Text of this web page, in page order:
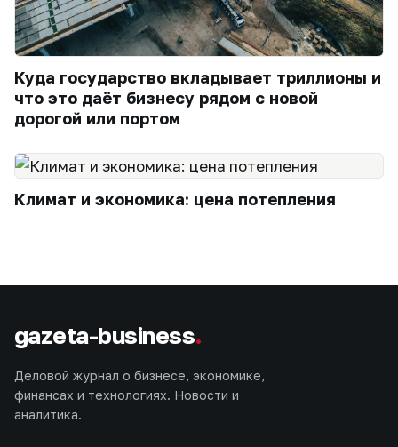
Куда государство вкладывает триллионы и
что это даёт бизнесу рядом с новой
дорогой или портом
Климат и экономика: цена потепления
gazeta-business.
Деловой журнал о бизнесе, экономике,
финансах и технологиях. Новости и
аналитика.